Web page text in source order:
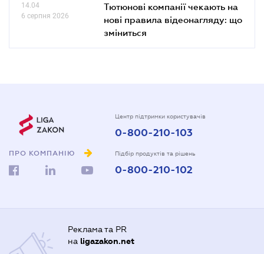
14.04
6 серпня 2026
Тютюнові компанії чекають на
нові правила відеонагляду: що
зміниться
ПРО КОМПАНІЮ
Центр підтримки користувачів
0-800-210-103
Підбір продуктів та рішень
0-800-210-102
Реклама та PR
на ligazakon.net